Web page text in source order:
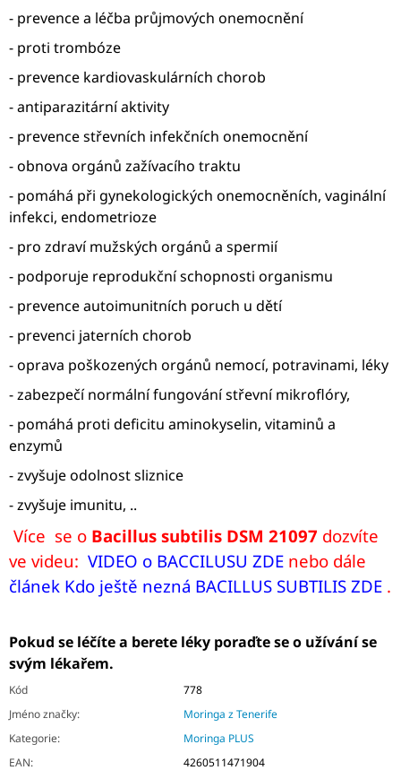
- prevence a léčba průjmových onemocnění
- proti trombóze
- prevence kardiovaskulárních chorob
- antiparazitární aktivity
- prevence střevních infekčních onemocnění
- obnova orgánů zažívacího traktu
- pomáhá při gynekologických onemocněních, vaginální
infekci, endometrioze
- pro zdraví mužských orgánů a spermií
- podporuje reprodukční schopnosti organismu
- prevence autoimunitních poruch u dětí
- prevenci jaterních chorob
- oprava poškozených orgánů nemocí, potravinami, léky
- zabezpečí normální fungování střevní mikroflóry,
- pomáhá proti deficitu aminokyselin, vitaminů a
enzymů
- zvyšuje odolnost sliznice
- zvyšuje imunitu, ..
Více se o Bacillus subtilis DSM 21097 dozvíte
ve videu: VIDEO o BACCILUSU ZDE nebo dále
článek Kdo ještě nezná BACILLUS SUBTILIS ZDE .
Pokud se léčíte a berete léky poraďte se o užívání se
svým lékařem.
Kód
778
Jméno značky:
Moringa z Tenerife
Kategorie:
Moringa PLUS
EAN: 4260511471904